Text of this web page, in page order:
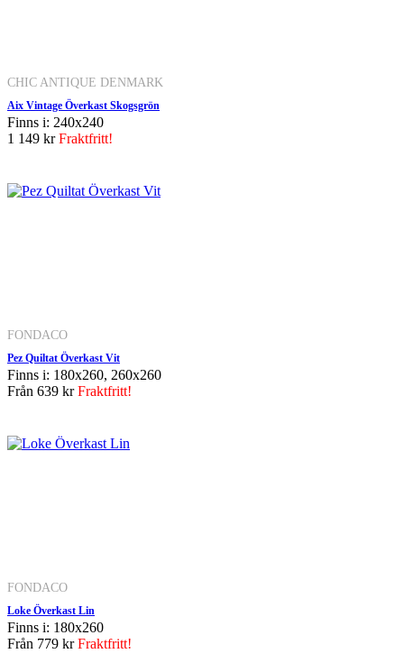
CHIC ANTIQUE DENMARK
Aix Vintage Överkast Skogsgrön
Finns i: 240x240
1 149 krFraktfritt!
FONDACO
Pez Quiltat Överkast Vit
Finns i: 180x260, 260x260
Från 639 krFraktfritt!
FONDACO
Loke Överkast Lin
Finns i: 180x260
Från 779 krFraktfritt!